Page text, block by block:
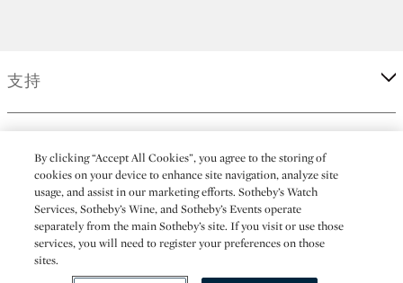
支持
更多
By clicking “Accept All Cookies”, you agree to the storing of
cookies on your device to enhance site navigation, analyze site
usage, and assist in our marketing efforts. Sotheby’s Watch
Services, Sotheby’s Wine, and Sotheby’s Events operate
separately from the main Sotheby’s site. If you visit or use those
services, you will need to register your preferences on those
sites.